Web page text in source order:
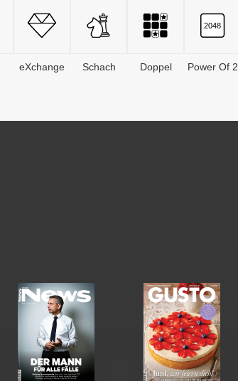
eXchange Schach Doppel Power Of 2